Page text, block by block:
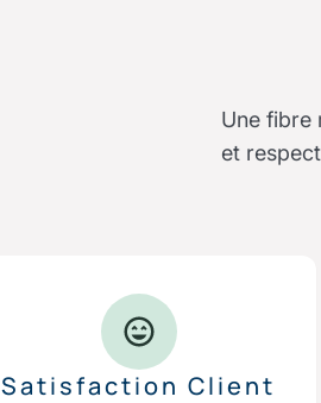
Une fibre
et
Satisfaction Client